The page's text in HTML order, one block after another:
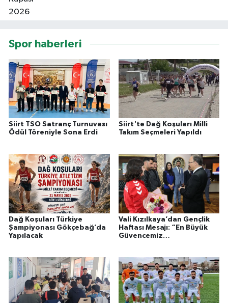
Spor haberleri
Siirt TSO Satranç Turnuvası
Ödül Töreniyle Sona Erdi
Siirt'te Dağ Koşuları Milli
Takım Seçmeleri Yapıldı
Dağ Koşuları Türkiye
Şampiyonası Gökçebağ’da
Yapılacak
Vali Kızılkaya’dan Gençlik
Haftası Mesajı: “En Büyük
Güvencemiz